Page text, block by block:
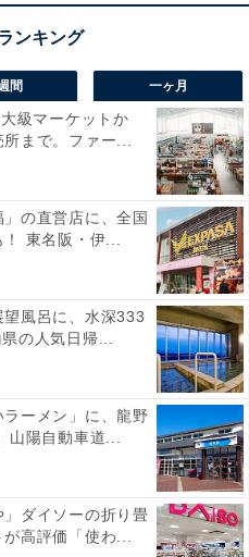
、そのへんは家族がうまく
ね。兄たちの誕生日に僕専
り（笑）」
のルールもなく、やりたい
る環境で、萌はのびのびと
ることもなかったし、逆に
たら、『そんなに根を詰め
って言われたくらい
も甘かったかもしれません
のは兄たちでしたから。そ
べったりで過ごすことが多
間 一ヶ月
級マーケットか
まで。ファー...
」の直営店に、全国
東名阪・伊...
風呂に、水深333
の人気日帰...
ラーメン」に、龍野
山陽自動車道...
」ダイソーの折り畳
高評価「使わ...